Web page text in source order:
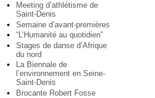
Meeting d’athlétisme de
Saint-Denis
Semaine d’avant-premières
“L’Humanité au quotidien”
Stages de danse d’Afrique
du nord
La Biennale de
l’environnement en Seine-
Saint-Denis
Brocante Robert Fosse